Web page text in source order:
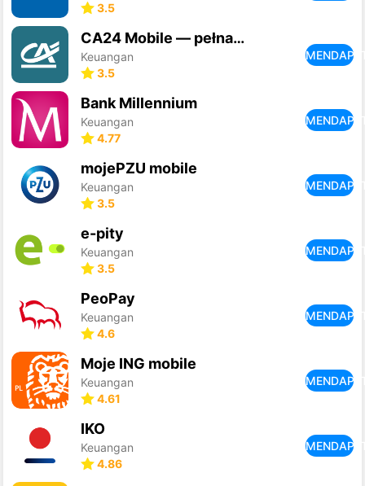
3.5
CA24 Mobile — pełna korzyści
Keuangan
3.5
Bank Millennium
Keuangan
4.77
mojePZU mobile
Keuangan
3.5
e-pity
Keuangan
3.5
PeoPay
Keuangan
4.6
Moje ING mobile
Keuangan
4.61
IKO
Keuangan
4.86